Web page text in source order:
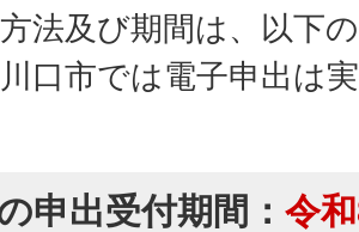
法及び期間は、以下
川口市では電子申出は
申出受付期間： 令